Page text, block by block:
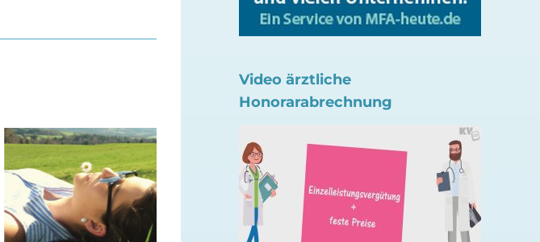
Video ärztliche
Honorarabrechnung